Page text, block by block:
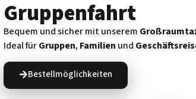
Gruppenfahrt
Bequem und sicher mit unserem
Ideal fürGruppen, Familien und
Bestellmöglichkeiten